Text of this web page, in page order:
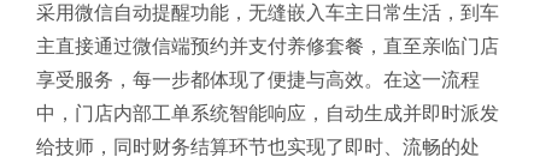
采用微信自动提醒功能，无缝嵌入车主日常生活，到车
主直接通过微信端预约并支付养修套餐，直至亲临门店
享受服务，每一步都体现了便捷与高效。在这一流程
中，门店内部工单系统智能响应，自动生成并即时派发
给技师，同时财务结算环节也实现了即时、流畅的处